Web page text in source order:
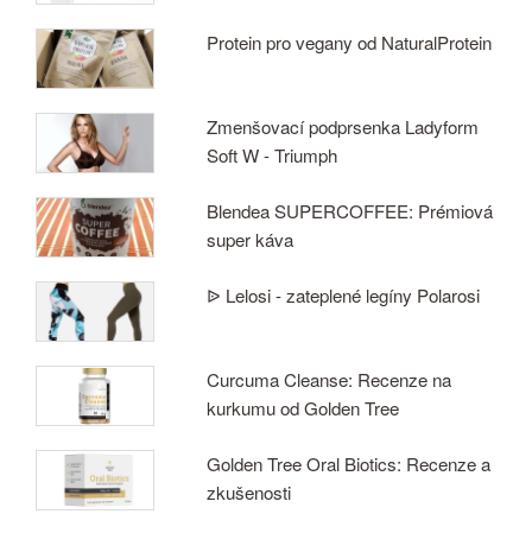
Protein pro vegany od NaturalProtein
Zmenšovací podprsenka Ladyform
Soft W - Triumph
Blendea SUPERCOFFEE: Prémiová
super káva
ᐉ Lelosi - zateplené legíny Polarosi
Curcuma Cleanse: Recenze na
kurkumu od Golden Tree
Golden Tree Oral Biotics: Recenze a
zkušenosti